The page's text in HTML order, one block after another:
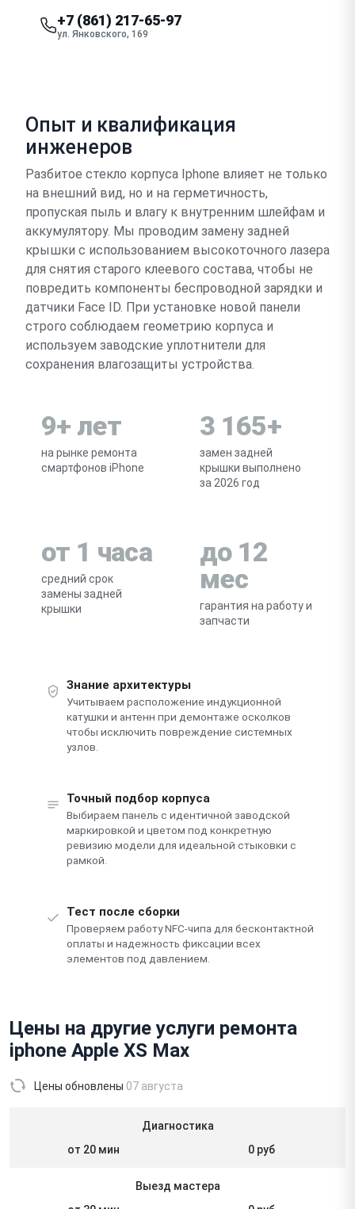
+7 (861) 217-65-97
ул. Янковского, 169
Опыт и квалификация
инженеров
Разбитое стекло корпуса Iphone влияет не только
на внешний вид, но и на герметичность,
пропуская пыль и влагу к внутренним шлейфам и
аккумулятору. Мы проводим замену задней
крышки с использованием высокоточного лазера
для снятия старого клеевого состава, чтобы не
повредить компоненты беспроводной зарядки и
датчики Face ID. При установке новой панели
строго соблюдаем геометрию корпуса и
используем заводские уплотнители для
сохранения влагозащиты устройства.
9+ лет
на рынке ремонта
смартфонов iPhone
3 165+
замен задней
крышки выполнено
за 2026 год
от 1 часа
средний срок
замены задней
крышки
до 12
мес
гарантия на работу и
запчасти
Знание архитектуры
Учитываем расположение индукционной
катушки и антенн при демонтаже осколков
чтобы исключить повреждение системных
узлов.
Точный подбор корпуса
Выбираем панель с идентичной заводской
маркировкой и цветом под конкретную
ревизию модели для идеальной стыковки с
рамкой.
Тест после сборки
Проверяем работу NFC-чипа для бесконтактной
оплаты и надежность фиксации всех
элементов под давлением.
Цены на другие услуги ремонта
iphone Apple XS Max
Цены обновлены 07 августа
Диагностика
от 20 мин
0 руб
Выезд мастера